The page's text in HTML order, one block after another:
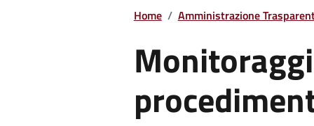
Home / Amministrazione